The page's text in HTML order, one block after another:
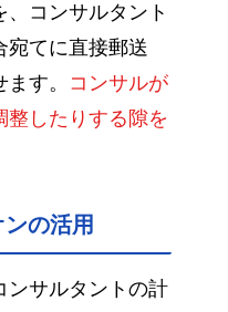
コンサルタント
宛てに直接郵送
す。
コンサルが
整したりする隙を
の活用
ンサルタントの計